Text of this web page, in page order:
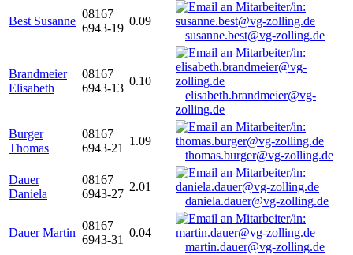
Best Susanne
08167
6943-19
0.09
susanne.best@vg-zolling.de
Brandmeier
Elisabeth
08167
6943-13
0.10
elisabeth.brandmeier@vg-
zolling.de
Burger
Thomas
08167
6943-21
1.09
thomas.burger@vg-zolling.de
Dauer
Daniela
08167
6943-27
2.01
daniela.dauer@vg-zolling.de
Dauer Martin
08167
6943-31
0.04
martin.dauer@vg-zolling.de